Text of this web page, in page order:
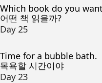
Which book do you
어떤 책 읽을까?
Day 25
Time for a bubble bath.
목욕할 시간이야
Day 23